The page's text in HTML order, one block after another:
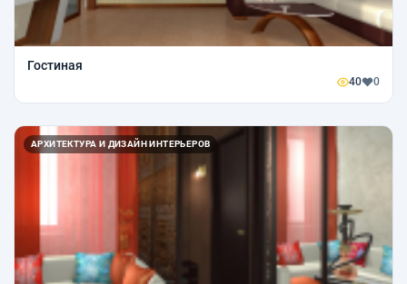
Гостиная
40 0
АРХИТЕКТУРА И ДИЗАЙН ИНТЕРЬЕРОВ